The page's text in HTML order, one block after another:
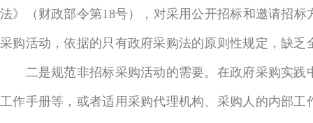
法》（财政部令第18号），对采用公开招标和邀请招
采购活动，依据的只有政府采购法的原则性规定，缺乏
二是规范非招标采购活动的需要。在政府采购实践
工作手册等，或者适用采购代理机构、采购人的内部